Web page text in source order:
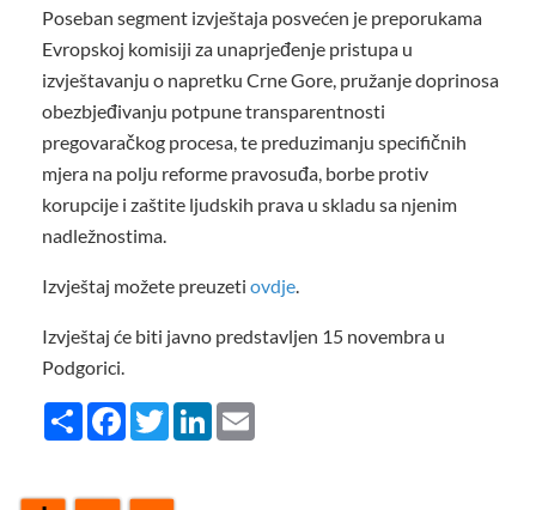
Poseban segment izvještaja posvećen je preporukama
Evropskoj komisiji za unaprjeđenje pristupa u
izvještavanju o napretku Crne Gore, pružanje doprinosa
obezbjeđivanju potpune transparentnosti
pregovaračkog procesa, te preduzimanju specifičnih
mjera na polju reforme pravosuđa, borbe protiv
korupcije i zaštite ljudskih prava u skladu sa njenim
nadležnostima.
Izvještaj možete preuzeti ovdje.
Izvještaj će biti javno predstavljen 15 novembra u
Podgorici.
Share FacebookTwitterLinkedIn